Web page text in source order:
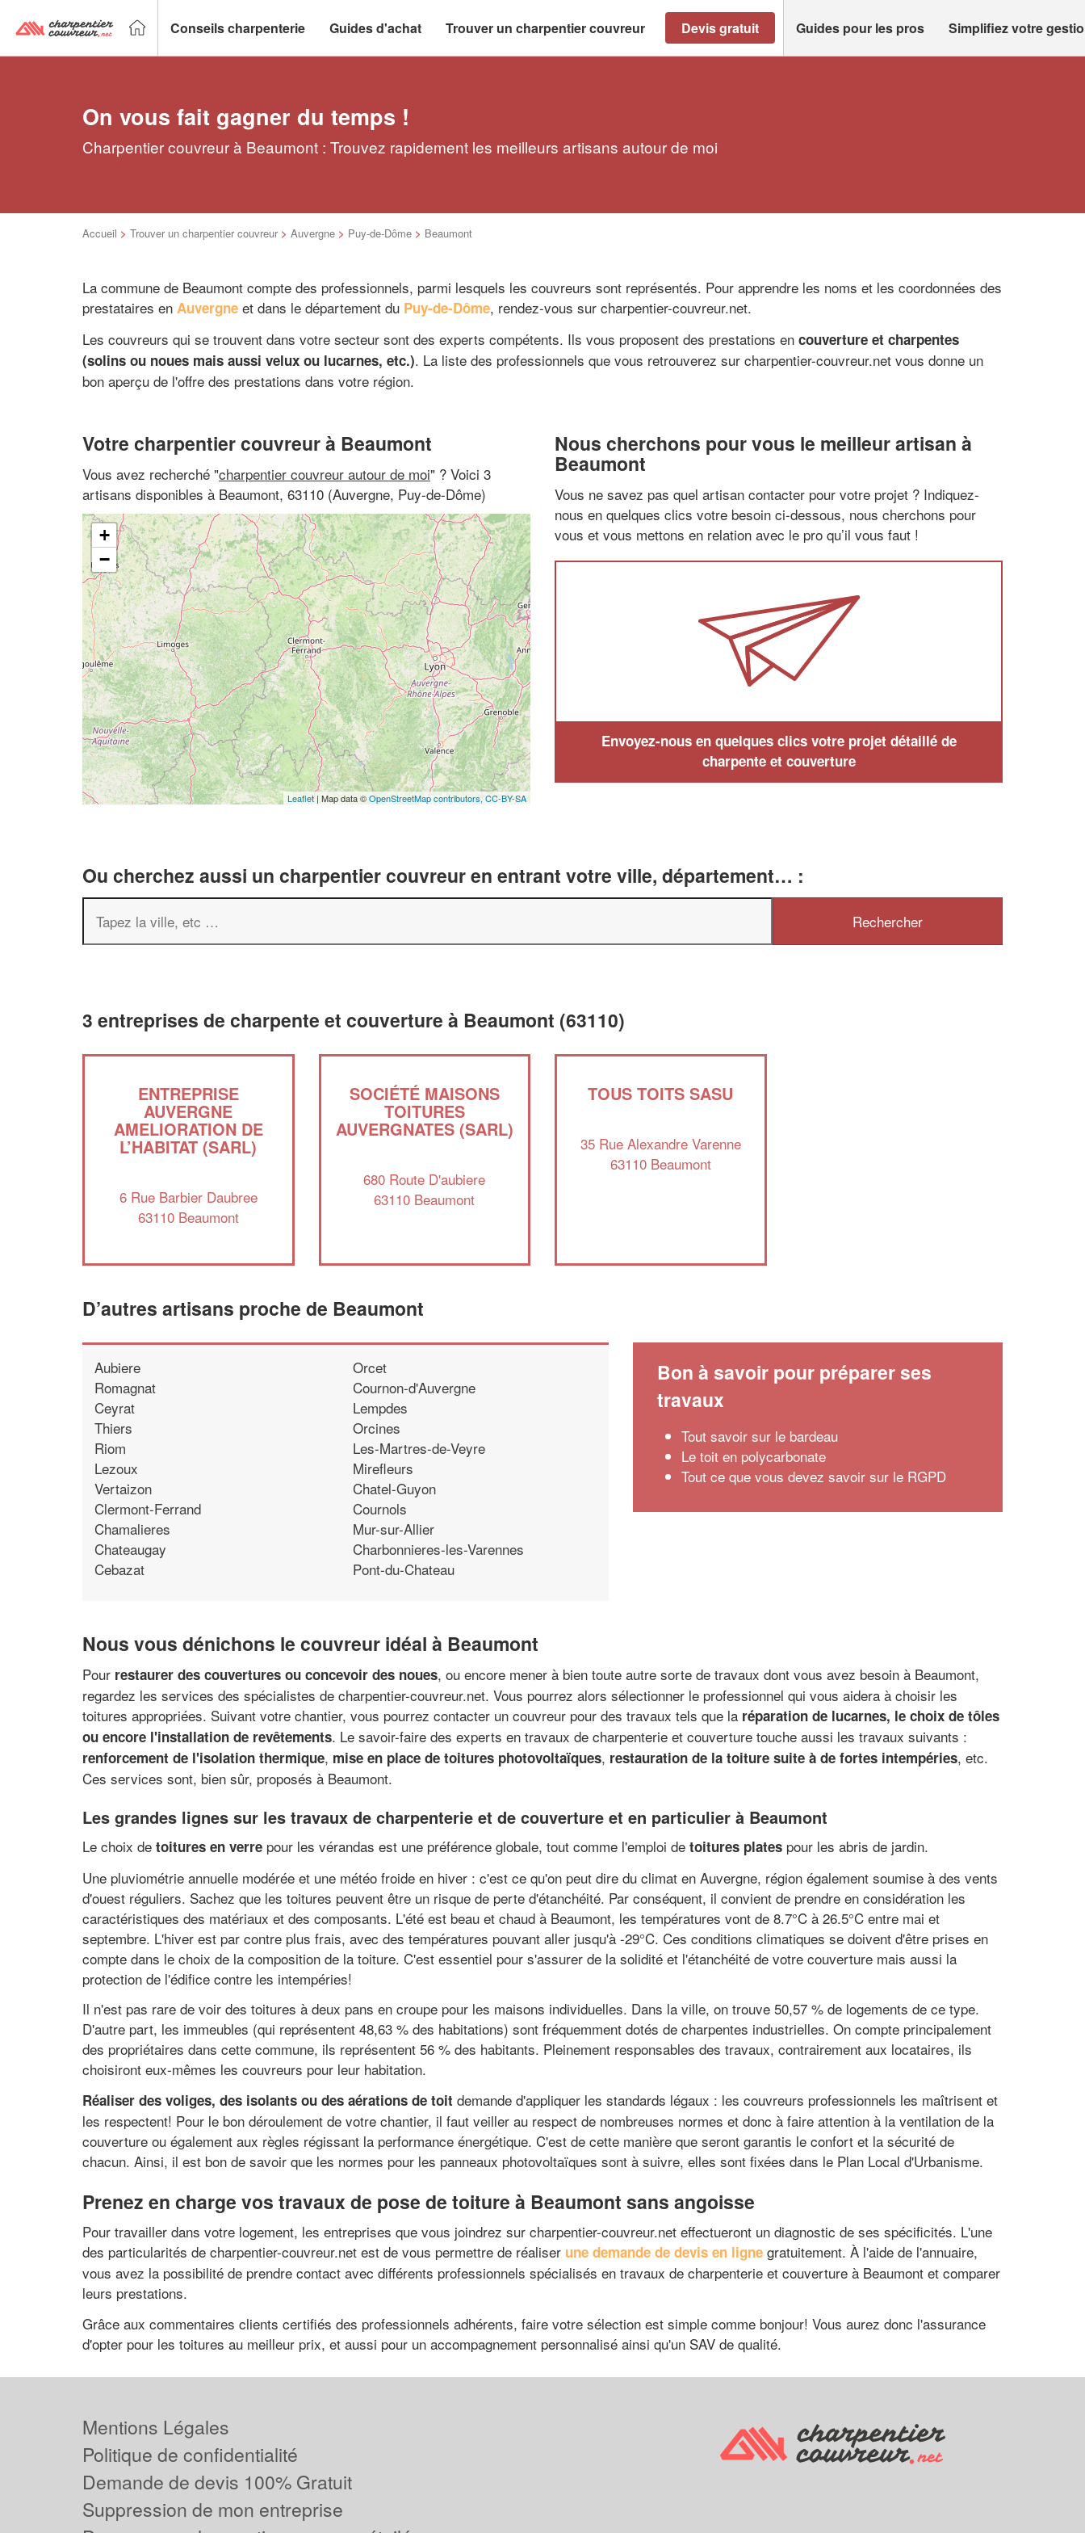
Conseils charpenterie Guides d'achat Trouver un charpentier couvreur Devis gratuit Guides pour les pros Simplifiez votre
On vous fait gagner du temps !
Charpentier couvreur à Beaumont : Trouvez rapidement les meilleurs artisans autour de moi
Accueil > Trouver un charpentier couvreur > Auvergne > Puy-de-Dôme > Beaumont
La commune de Beaumont compte des professionnels, parmi lesquels les couvreurs sont représentés. Pour apprendre les noms et les coordonnées des
prestataires en Auvergne et dans le département du Puy-de-Dôme, rendez-vous sur charpentier-couvreur.net.
Les couvreurs qui se trouvent dans votre secteur sont des experts compétents. Ils vous proposent des prestations en couverture et charpentes
(solins ou noues mais aussi velux ou lucarnes, etc.). La liste des professionnels que vous retrouverez sur charpentier-couvreur.net vous donne un
bon aperçu de l'offre des prestations dans votre région.
Votre charpentier couvreur à Beaumont
Vous avez recherché "charpentier couvreur autour de moi" ? Voici 3
artisans disponibles à Beaumont, 63110 (Auvergne, Puy-de-Dôme)
+
−
Leaflet| Map data ©OpenStreetMap contributors,CC-BY-SA
Nous cherchons pour vous le meilleur artisan à
Beaumont
Vous ne savez pas quel artisan contacter pour votre projet ? Indiquez-
nous en quelques clics votre besoin ci-dessous, nous cherchons pour
vous et vous mettons en relation avec le pro qu’il vous faut !
Envoyez-nous en quelques clics votre projet détaillé de
charpente et couverture
Ou cherchez aussi un charpentier couvreur en entrant votre ville, département… :
3 entreprises de charpente et couverture à Beaumont (63110)
ENTREPRISE
AUVERGNE
AMELIORATION DE
L’HABITAT (SARL)
6 Rue Barbier Daubree
63110 Beaumont
SOCIÉTÉ MAISONS
TOITURES
AUVERGNATES (SARL)
680 Route D'aubiere
63110 Beaumont
TOUS TOITS SASU
35 Rue Alexandre Varenne
63110 Beaumont
D’autres artisans proche de Beaumont
Aubiere
Romagnat
Ceyrat
Thiers
Riom
Lezoux
Vertaizon
Clermont-Ferrand
Chamalieres
Chateaugay
Cebazat
Orcet
Cournon-d'Auvergne
Lempdes
Orcines
Les-Martres-de-Veyre
Mirefleurs
Chatel-Guyon
Cournols
Mur-sur-Allier
Charbonnieres-les-Varennes
Pont-du-Chateau
Bon à savoir pour préparer ses
travaux
Tout savoir sur le bardeau
Le toit en polycarbonate
Tout ce que vous devez savoir sur le RGPD
Nous vous dénichons le couvreur idéal à Beaumont
Pour restaurer des couvertures ou concevoir des noues, ou encore mener à bien toute autre sorte de travaux dont vous avez besoin à Beaumont,
regardez les services des spécialistes de charpentier-couvreur.net. Vous pourrez alors sélectionner le professionnel qui vous aidera à choisir les
toitures appropriées. Suivant votre chantier, vous pourrez contacter un couvreur pour des travaux tels que la réparation de lucarnes, le choix de tôles
ou encore l'installation de revêtements. Le savoir-faire des experts en travaux de charpenterie et couverture touche aussi les travaux suivants :
renforcement de l'isolation thermique, mise en place de toitures photovoltaïques, restauration de la toiture suite à de fortes intempéries, etc.
Ces services sont, bien sûr, proposés à Beaumont.
Les grandes lignes sur les travaux de charpenterie et de couverture et en particulier à Beaumont
Le choix de toitures en verre pour les vérandas est une préférence globale, tout comme l'emploi de toitures plates pour les abris de jardin.
Une pluviométrie annuelle modérée et une météo froide en hiver : c'est ce qu'on peut dire du climat en Auvergne, région également soumise à des vents
d'ouest réguliers. Sachez que les toitures peuvent être un risque de perte d'étanchéité. Par conséquent, il convient de prendre en considération les
caractéristiques des matériaux et des composants. L'été est beau et chaud à Beaumont, les températures vont de 8.7°C à 26.5°C entre mai et
septembre. L'hiver est par contre plus frais, avec des températures pouvant aller jusqu'à -29°C. Ces conditions climatiques se doivent d'être prises en
compte dans le choix de la composition de la toiture. C'est essentiel pour s'assurer de la solidité et l'étanchéité de votre couverture mais aussi la
protection de l'édifice contre les intempéries!
Il n'est pas rare de voir des toitures à deux pans en croupe pour les maisons individuelles. Dans la ville, on trouve 50,57 % de logements de ce type.
D'autre part, les immeubles (qui représentent 48,63 % des habitations) sont fréquemment dotés de charpentes industrielles. On compte principalement
des propriétaires dans cette commune, ils représentent 56 % des habitants. Pleinement responsables des travaux, contrairement aux locataires, ils
choisiront eux-mêmes les couvreurs pour leur habitation.
Réaliser des voliges, des isolants ou des aérations de toit demande d'appliquer les standards légaux : les couvreurs professionnels les maîtrisent et
les respectent! Pour le bon déroulement de votre chantier, il faut veiller au respect de nombreuses normes et donc à faire attention à la ventilation de la
couverture ou également aux règles régissant la performance énergétique. C'est de cette manière que seront garantis le confort et la sécurité de
chacun. Ainsi, il est bon de savoir que les normes pour les panneaux photovoltaïques sont à suivre, elles sont fixées dans le Plan Local d'Urbanisme.
Prenez en charge vos travaux de pose de toiture à Beaumont sans angoisse
Pour travailler dans votre logement, les entreprises que vous joindrez sur charpentier-couvreur.net effectueront un diagnostic de ses spécificités. L'une
des particularités de charpentier-couvreur.net est de vous permettre de réaliser une demande de devis en ligne gratuitement. À l'aide de l'annuaire,
vous avez la possibilité de prendre contact avec différents professionnels spécialisés en travaux de charpenterie et couverture à Beaumont et comparer
leurs prestations.
Grâce aux commentaires clients certifiés des professionnels adhérents, faire votre sélection est simple comme bonjour! Vous aurez donc l'assurance
d'opter pour les toitures au meilleur prix, et aussi pour un accompagnement personnalisé ainsi qu'un SAV de qualité.
vosmargestout en gagnant de
nouveaux clients
Mentions Légales
Politique de confidentialité
Demande de devis 100% Gratuit
Suppression de mon entreprise